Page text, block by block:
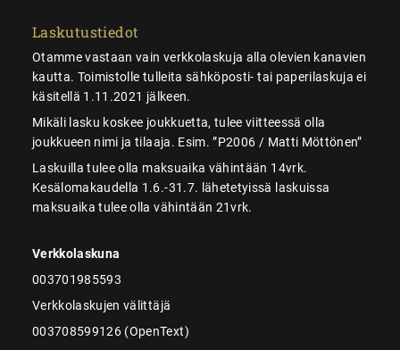
Laskutustiedot
Otamme vastaan vain verkkolaskuja alla olevien kanavien
kautta. Toimistolle tulleita sähköposti- tai paperilaskuja ei
käsitellä 1.11.2021 jälkeen.
Mikäli lasku koskee joukkuetta, tulee viitteessä olla
joukkueen nimi ja tilaaja. Esim. ”P2006 / Matti Möttönen”
Laskuilla tulee olla maksuaika vähintään 14vrk.
Kesälomakaudella 1.6.-31.7. lähetetyissä laskuissa
maksuaika tulee olla vähintään 21vrk.
Verkkolaskuna
003701985593
Verkkolaskujen välittäjä
003708599126 (OpenText)